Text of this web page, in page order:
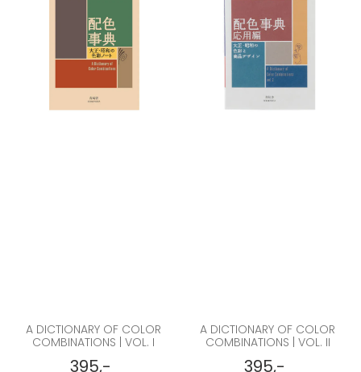
A DICTIONARY OF COLOR
COMBINATIONS | VOL. I
395,-
A DICTIONARY OF COLOR
COMBINATIONS | VOL. II
395,-